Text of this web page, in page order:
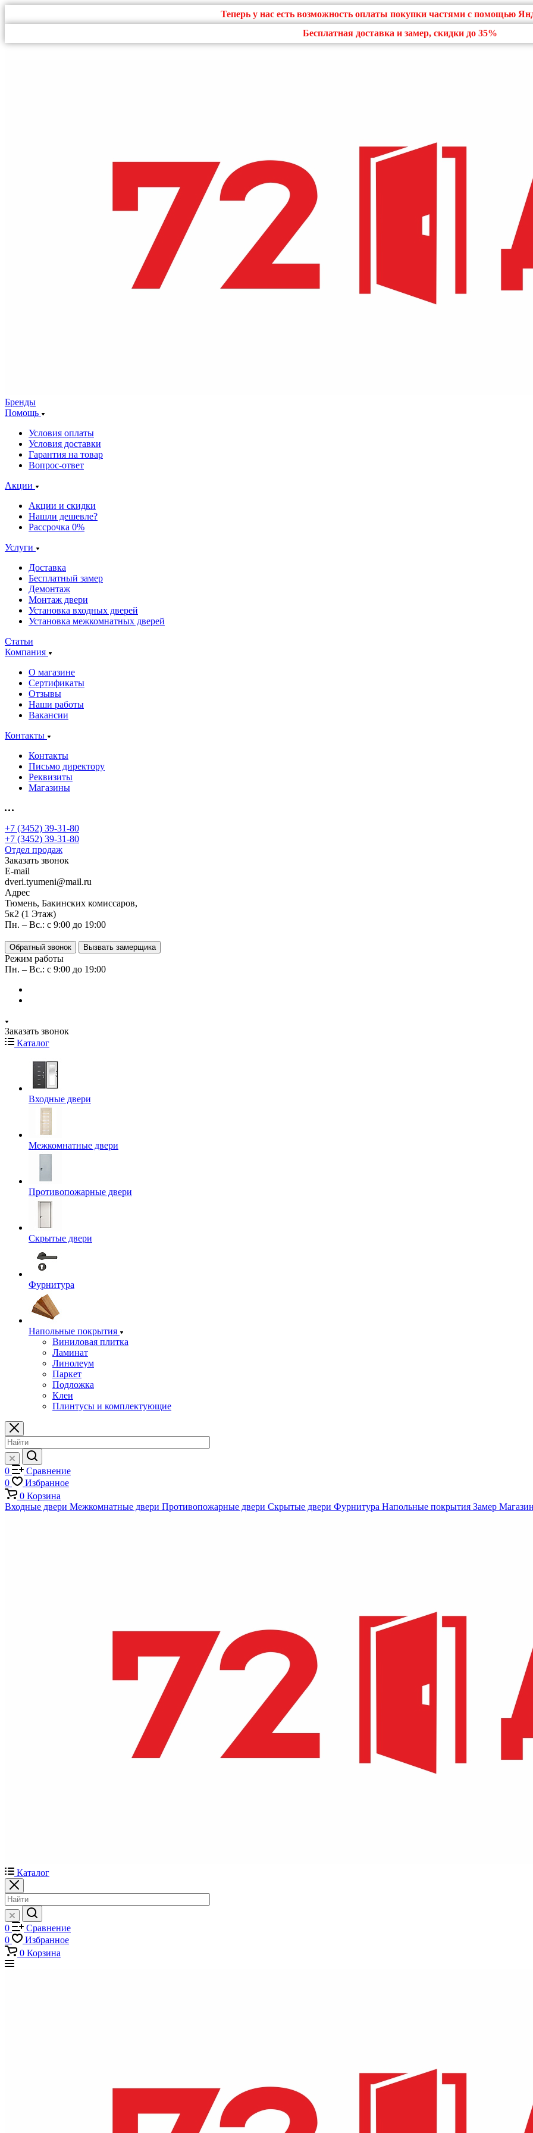
Теперь у нас есть возможность оплаты покупки частями с помощью
Бесплатная доставка и замер, скидки до 35%
Бренды
Помощь
Условия оплаты
Условия доставки
Гарантия на товар
Вопрос-ответ
Акции
Акции и скидки
Нашли дешевле?
Рассрочка 0%
Услуги
Доставка
Бесплатный замер
Демонтаж
Монтаж двери
Установка входных дверей
Установка межкомнатных дверей
Статьи
Компания
О магазине
Сертификаты
Отзывы
Наши работы
Вакансии
Контакты
Контакты
Письмо директору
Реквизиты
Магазины
+7 (3452) 39-31-80
+7 (3452) 39-31-80
Отдел продаж
Заказать звонок
E-mail
dveri.tyumeni@mail.ru
Адрес
Тюмень, Бакинских комиссаров,
5к2 (1 Этаж)
Пн. – Вс.: с 9:00 до 19:00
Обратный звонок Вызвать замерщика
Режим работы
Пн. – Вс.: с 9:00 до 19:00
Заказать звонок
Каталог
Входные двери
Межкомнатные двери
Противопожарные двери
Скрытые двери
Фурнитура
Напольные покрытия
Виниловая плитка
Ламинат
Линолеум
Паркет
Подложка
Клеи
Плинтусы и комплектующие
0
Сравнение
0
Избранное
0 Корзина
Входные двери Межкомнатные двери Противопожарные двери Скрытые двери Фурнитура Напольные покрытия Замер
Каталог
0
Сравнение
0
Избранное
0 Корзина